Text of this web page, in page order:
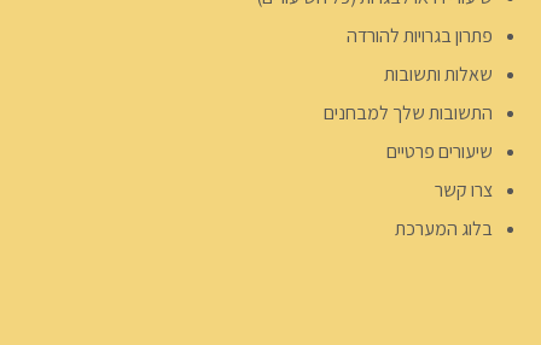
פתרון בגרויות להורדה
שאלות ותשובות
התשובות שלך למבחנים
שיעורים פרטיים
צרו קשר
בלוג המערכת